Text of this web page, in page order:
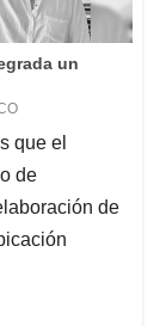
que el
de
de